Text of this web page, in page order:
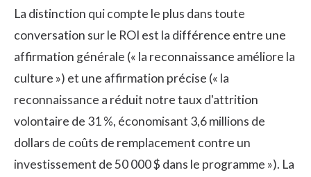
La distinction qui compte le plus dans toute
conversation sur le ROI est la différence entre une
affirmation générale (« la reconnaissance améliore la
culture ») et une affirmation précise (« la
reconnaissance a réduit notre taux d'attrition
volontaire de 31 %, économisant 3,6 millions de
dollars de coûts de remplacement contre un
investissement de 50 000 $ dans le programme »). La